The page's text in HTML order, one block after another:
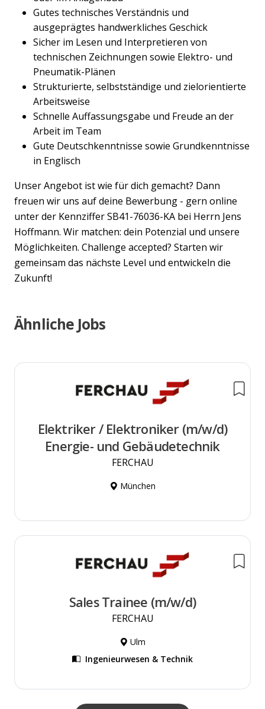
Gutes technisches Verständnis und
ausgeprägtes handwerkliches Geschick
Sicher im Lesen und Interpretieren von
technischen Zeichnungen sowie Elektro- und
Pneumatik-Plänen
Strukturierte, selbstständige und zielorientierte
Arbeitsweise
Schnelle Auffassungsgabe und Freude an der
Arbeit im Team
Gute Deutschkenntnisse sowie Grundkenntnisse
in Englisch
Unser Angebot ist wie für dich gemacht? Dann
freuen wir uns auf deine Bewerbung - gern online
unter der Kennziffer SB41-76036-KA bei Herrn Jens
Hoffmann. Wir matchen: dein Potenzial und unsere
Möglichkeiten. Challenge accepted? Starten wir
gemeinsam das nächste Level und entwickeln die
Zukunft!
Ähnliche Jobs
Elektriker / Elektroniker (m/w/d)
Energie- und Gebäudetechnik
FERCHAU
München
Sales Trainee (m/w/d)
FERCHAU
Ulm
Ingenieurwesen & Technik